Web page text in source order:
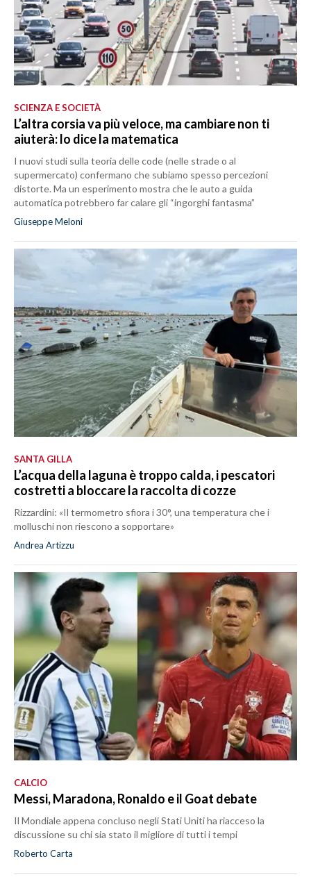
SCIENZA E SOCIETÀ
L’altra corsia va più veloce, ma cambiare non ti
aiuterà: lo dice la matematica
I nuovi studi sulla teoria delle code (nelle strade o al
supermercato) confermano che subiamo spesso percezioni
distorte. Ma un esperimento mostra che le auto a guida
automatica potrebbero far calare gli “ingorghi fantasma”
Giuseppe Meloni
SANTA GILLA
L’acqua della laguna è troppo calda, i pescatori
costretti a bloccare la raccolta di cozze
Rizzardini: «Il termometro sfiora i 30°, una temperatura che i
molluschi non riescono a sopportare»
Andrea Artizzu
CALCIO
Messi, Maradona, Ronaldo e il Goat debate
Il Mondiale appena concluso negli Stati Uniti ha riacceso la
discussione su chi sia stato il migliore di tutti i tempi
Roberto Carta